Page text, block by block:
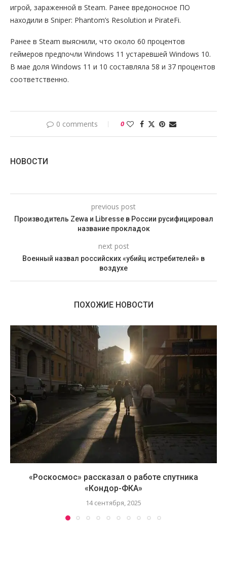
игрой, зараженной в Steam. Ранее вредоносное ПО
находили в Sniper: Phantom’s Resolution и PirateFi.
Ранее в Steam выяснили, что около 60 процентов
геймеров предпочли Windows 11 устаревшей Windows 10.
В мае доля Windows 11 и 10 составляла 58 и 37 процентов
соответственно.
0 comments 0
НОВОСТИ
previous post
Производитель Zewa и Libresse в России русифицировал
название прокладок
next post
Военный назвал российских «убийц истребителей» в
воздухе
ПОХОЖИЕ НОВОСТИ
«Роскосмос» рассказал о работе спутника
«Кондор-ФКА»
14 сентября, 2025